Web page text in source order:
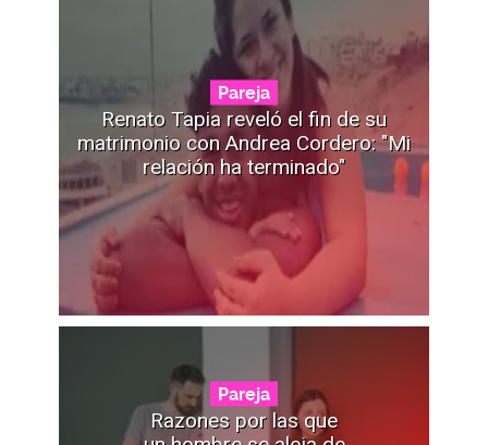
Pareja
Renato Tapia reveló el fin de su
matrimonio con Andrea Cordero: "Mi
relación ha terminado"
Pareja
Razones por las que